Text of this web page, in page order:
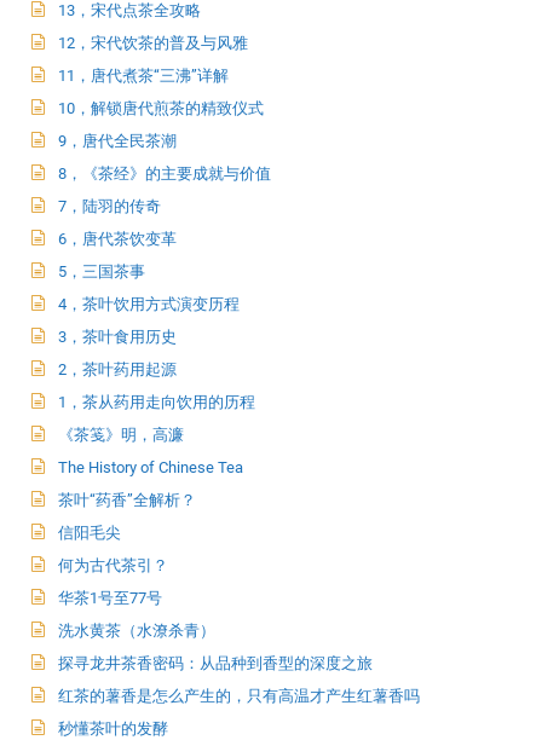
13，宋代点茶全攻略
12，宋代饮茶的普及与风雅
11，唐代煮茶“三沸”详解
10，解锁唐代煎茶的精致仪式
9，唐代全民茶潮
8，《茶经》的主要成就与价值
7，陆羽的传奇
6，唐代茶饮变革
5，三国茶事
4，茶叶饮用方式演变历程
3，茶叶食用历史
2，茶叶药用起源
1，茶从药用走向饮用的历程
《茶笺》明，高濂
The History of Chinese Tea
茶叶“药香”全解析？
信阳毛尖
何为古代茶引？
华茶1号至77号
洗水黄茶（水潦杀青）
探寻龙井茶香密码：从品种到香型的深度之旅
红茶的薯香是怎么产生的，只有高温才产生红薯香吗
秒懂茶叶的发酵